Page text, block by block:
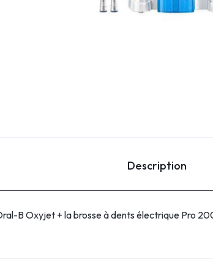
Description
B Oxyjet + la brosse à dents électrique Pro